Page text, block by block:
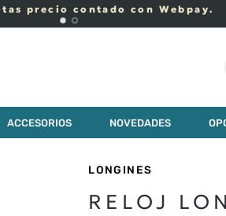
precio contado con Webpay.
ACCESORIOS NOVEDADES
LONGINES
RELOJ